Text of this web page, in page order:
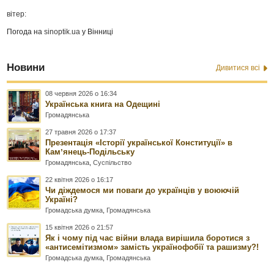
вітер:
Погода наsinoptik.ua у Вінниці
Новини Дивитися всі
08 червня 2026 о 16:34
Українська книга на Одещині
Громадянська
27 травня 2026 о 17:37
Презентація «Історії української Конституції» в
Камʼянець-Подільську
Громадянська ,Суспільство
22 квітня 2026 о 16:17
Чи діждемося ми поваги до українців у воюючій
Україні?
Громадська думка Громадянська
15 квітня 2026 о 21:57
Як і чому під час війни влада вирішила боротися з
«антисемітизмом» замість українофобії та рашизму?!
Громадська думка Громадянська